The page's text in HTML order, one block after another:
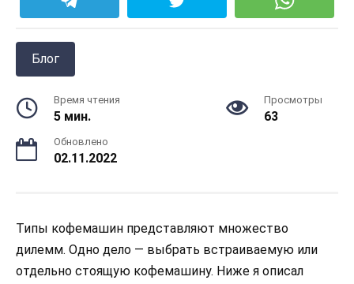
Блог
Время чтения
5 мин.
Просмотры
63
Обновлено
02.11.2022
Типы кофемашин представляют множество
дилемм. Одно дело — выбрать встраиваемую или
отдельно стоящую кофемашину. Ниже я описал